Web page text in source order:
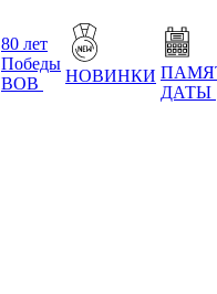
80 лет
Победы
ВОВ
НОВИНКИ
ДАТЫ